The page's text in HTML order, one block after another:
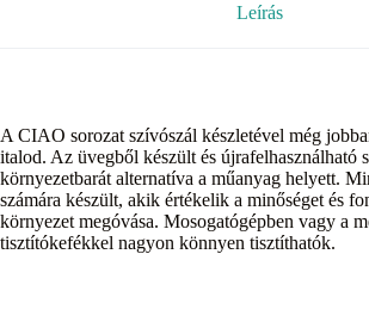
Leírás
A CIAO sorozat szívószál készletével még
italod. Az üvegből készült és újrafelhasználható
környezetbarát alternatíva a műanyag helyett.
számára készült, akik értékelik a minőséget és
környezet megóvása. Mosogatógépben vagy a
tisztítókefékkel nagyon könnyen tisztíthatók.